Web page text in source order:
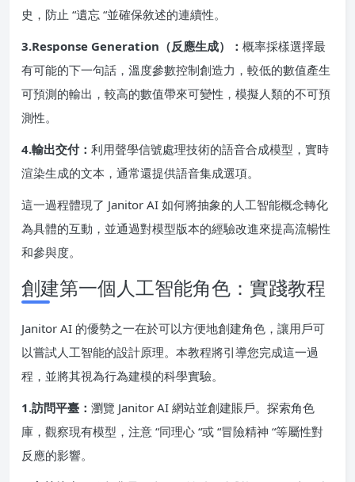
史，防止 “遺忘 “並確保敘述的連續性。
3.Response Generation（反應生成）： 概率採樣選擇最
有可能的下一句話，溫度參數控制創造力，較低的數值產生
可預測的輸出，較高的數值帶來可變性，模擬人類的不可預
測性。
4.輸出交付： 利用聲學信號處理技術的語音合成模型，實時
渲染生成的文本，通常還提供語音集成選項。
這一過程體現了 Janitor AI 如何將抽象的人工智能概念轉化
為具體的互動，並通過對模型版本的經驗改進來提高流暢性
和參與度。
創建第一個人工智能角色：實踐教程
Janitor AI 的優勢之一在於可以方便地創建角色，讓用戶可
以嘗試人工智能的設計原理。本教程將引導您完成這一過
程，並將其視為行為建模的科學實驗。
1.訪問平臺： 瀏覽 Janitor AI 網站並創建賬戶。探索角色
庫，觀察現有模型，注意 “同理心 “或 “冒險精神 “等屬性對
反應的影響。